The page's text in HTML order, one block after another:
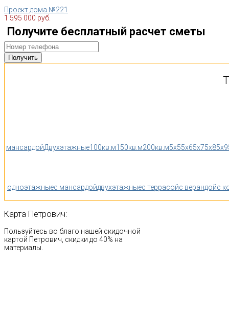
Проект дома №221
1 595 000 руб.
Получите бесплатный расчет сметы
мансардойДвухэтажные100кв.м150кв.м200кв.м5x55x65x75x85x9
одноэтажныес мансардойдвухэтажныес террасойс верандойс
Карта Петрович:
Пользуйтесь во благо нашей скидочной
картой Петрович, скидки до 40% на
материалы.